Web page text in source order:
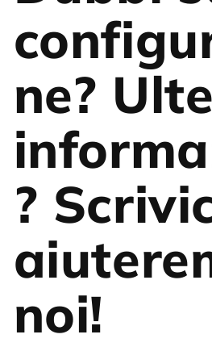
ne?
?
noi!